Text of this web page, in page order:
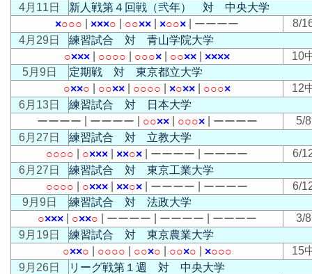
4月11日
新人戦第４回戦（弐年） 対 中央大学
×○○○ |×××○ ○○×× |×○○× ーーーー
8/
4月29日
練習試合 対 青山学院大学
○××× ○○○○ ○○○× ○○×× |××××
10
5月9日
定期戦 対 東京都立大学
○××○ ○○×× ○○○○ |×○×× ○○○×
12
6月13日
練習試合 対 日本大学
ーーーー ーーーー ○○××| ○○○×| ーーーー
5/8
6月27日
練習試合 対 立教大学
○○○○ ○××× |××○× ーーーー ーーーー
6/
6月27日
練習試合 対 東京工業大学
○○○○ ○××× |××○× ーーーー ーーーー
6/
9月9日
練習試合 対 法政大学
○×××| ○××○ ーーーー ーーーー ーーーー
3/8
9月19日
練習試合 対 東京農業大学
○××○ ○○○○ ○○×○ ○○×○ ×○○○
15
9月26日
リーグ戦第１週 対 中央大学